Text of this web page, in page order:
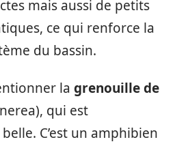
mais aussi de petits
ce qui renforce la
du bassin.
la grenouille de
qui est
C’est un amphibien